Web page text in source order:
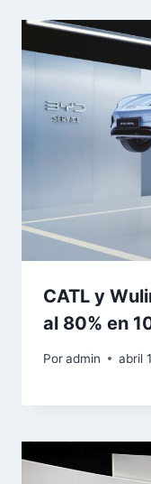
CATL y
al 80% en
Poradmin abril